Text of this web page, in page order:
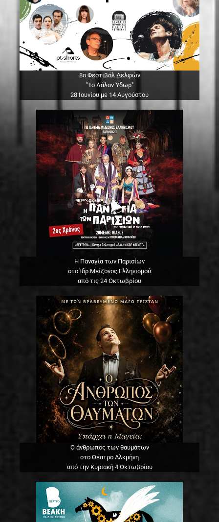
8ο Φεστιβάλ Δελφών
"Το Λάλον Ύδωρ"
28 Ιουνίου με 14 Αυγούστου
Η Παναγία των Παρισίων
στο Ίδρ.Μείζονος Ελληνισμού
από τις 24 Οκτωβρίου
Ο άνθρωπος των θαυμάτων
στο Θέατρο Αλκμήνη
από την Κυριακή 4 Οκτωβρίου